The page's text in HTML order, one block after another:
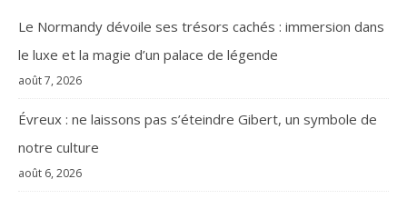
Le Normandy dévoile ses trésors cachés : immersion dans
le luxe et la magie d’un palace de légende
août 7, 2026
Évreux : ne laissons pas s’éteindre Gibert, un symbole de
notre culture
août 6, 2026